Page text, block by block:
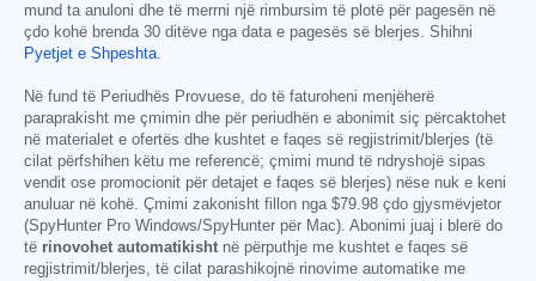
mund ta anuloni dhe të merrni një rimbursim të plotë për pagesën në
çdo kohë brenda 30 ditëve nga data e pagesës së blerjes. Shihni
Pyetjet e Shpeshta.
Në fund të Periudhës Provuese, do të faturoheni menjëherë
paraprakisht me çmimin dhe për periudhën e abonimit siç përcaktohet
në materialet e ofertës dhe kushtet e faqes së regjistrimit/blerjes (të
cilat përfshihen këtu me referencë; çmimi mund të ndryshojë sipas
vendit ose promocionit për detajet e faqes së blerjes) nëse nuk e keni
anuluar në kohë. Çmimi zakonisht fillon nga $79.98 çdo gjysmëvjetor
(SpyHunter Pro Windows/SpyHunter për Mac). Abonimi juaj i blerë do
të rinovohet automatikisht në përputhje me kushtet e faqes së
regjistrimit/blerjes, të cilat parashikojnë rinovime automatike me